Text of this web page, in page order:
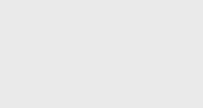
11517805808 / 11517791833 /